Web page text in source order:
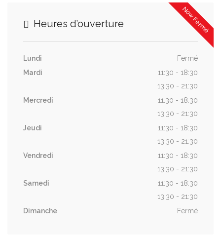
Now Fermé
Heures d’ouverture
Lundi
Fermé
Mardi
11:30 - 18:30
13:30 - 21:30
Mercredi
11:30 - 18:30
13:30 - 21:30
Jeudi
11:30 - 18:30
13:30 - 21:30
Vendredi
11:30 - 18:30
13:30 - 21:30
Samedi
11:30 - 18:30
13:30 - 21:30
Dimanche
Fermé